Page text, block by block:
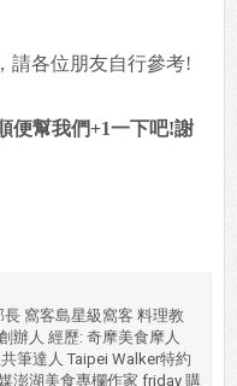
請各位朋友自行參考!
便幫我們+1一下吧!謝
窩客島星級窩客 料理教
辦人 經歷: 奇摩美食摩人
筆達人 Taipei Walker特約
澎湖美食專欄作家 friday 購